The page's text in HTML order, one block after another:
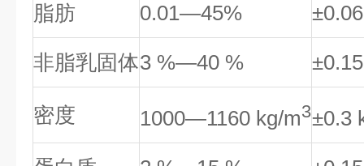
脂肪 0.01—45%
非脂乳固体3 %—40 % ±0.15
密度 1000—1160 kg/m3±0.3